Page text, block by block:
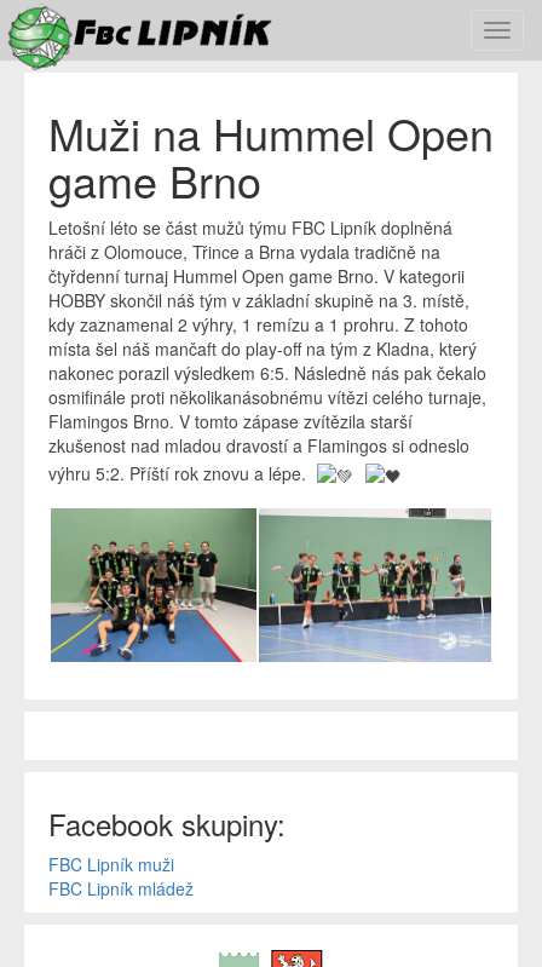
Muži na Hummel Open
game Brno
Letošní léto se část mužů týmu FBC Lipník doplněná
hráči z Olomouce, Třince a Brna vydala tradičně na
čtyřdenní turnaj Hummel Open game Brno. V kategorii
HOBBY skončil náš tým v základní skupině na 3. místě,
kdy zaznamenal 2 výhry, 1 remízu a 1 prohru. Z tohoto
místa šel náš mančaft do play-off na tým z Kladna, který
nakonec porazil výsledkem 6:5. Následně nás pak čekalo
osmifinále proti několikanásobnému vítězi celého turnaje,
Flamingos Brno. V tomto zápase zvítězila starší
zkušenost nad mladou dravostí a Flamingos si odneslo
výhru 5:2. Příští rok znovu a lépe.
Facebook skupiny:
FBC Lipník muži
FBC Lipník mládež